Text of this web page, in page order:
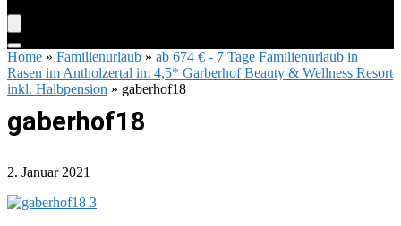
Home » Familienurlaub » ab 674 € - 7 Tage Familienurlaub in
Rasen im Antholzertal im 4,5* Garberhof Beauty & Wellness Resort
inkl. Halbpension » gaberhof18
gaberhof18
2. Januar 2021